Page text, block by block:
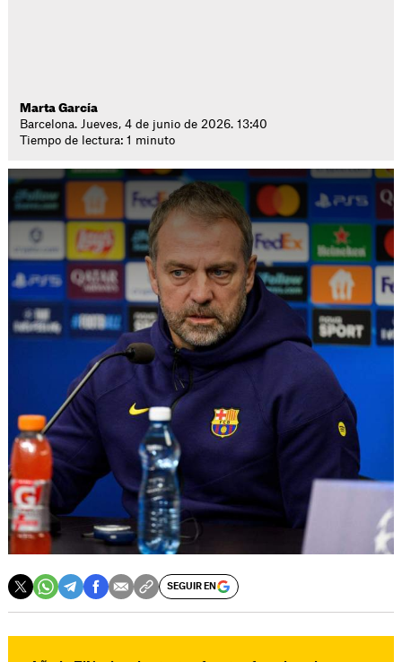
Marta García
Barcelona. Jueves, 4 de junio de 2026. 13:40
Tiempo de lectura: 1 minuto
SEGUIR EN